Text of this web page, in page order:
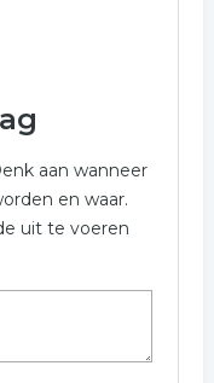
aan wanneer
en waar.
uit te voeren